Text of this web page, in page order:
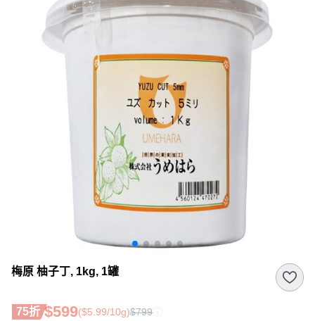
梅原 柚子丁, 1kg, 1罐
75折 $599($5.99/10g)$799